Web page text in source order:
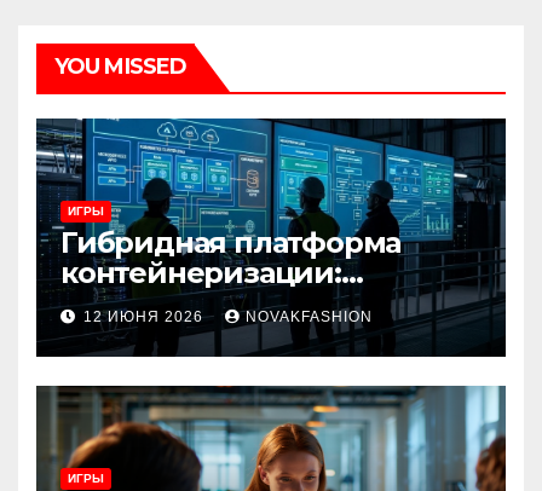
YOU MISSED
ИГРЫ
Гибридная платформа
контейнеризации:
архитектура, особенности
и сценарии использования
12 ИЮНЯ 2026 NOVAKFASHION
ИГРЫ